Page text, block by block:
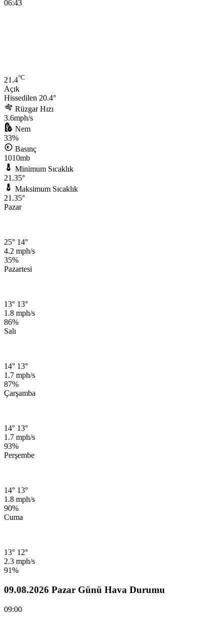
06:43
21.4°C
Açık
Hissedilen 20.4°
Rüzgar Hızı
3.6mph/s
Nem
33%
Basınç
1010mb
Minimum Sıcaklık
21.35°
Maksimum Sıcaklık
21.35°
Pazar
25° 14°
4.2 mph/s
35%
Pazartesi
13° 13°
1.8 mph/s
86%
Salı
14° 13°
1.7 mph/s
87%
Çarşamba
14° 13°
1.7 mph/s
93%
Perşembe
14° 13°
1.8 mph/s
90%
Cuma
13° 12°
2.3 mph/s
91%
09.08.2026 Pazar Günü Hava Durumu
09:00